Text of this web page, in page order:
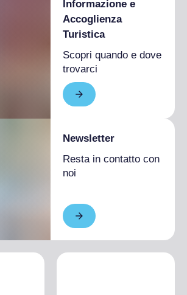
Informazione e
Accoglienza
Turistica
Scopri quando e dove
trovarci
Newsletter
Resta in contatto con
noi